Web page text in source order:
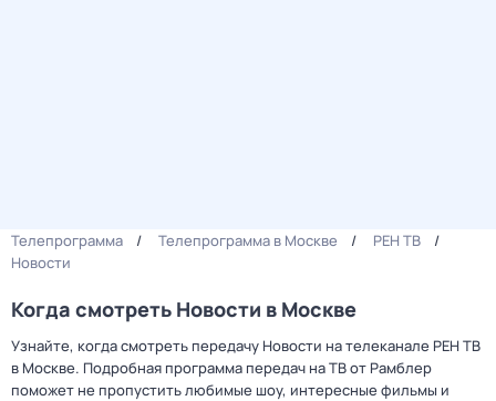
Телепрограмма Телепрограмма в Москве
РЕН ТВ
Новости
Когда смотреть Новости в Москве
Узнайте, когда смотреть передачу Новости на телеканале РЕН ТВ
в Москве. Подробная программа передач на ТВ от Рамблер
поможет не пропустить любимые шоу, интересные фильмы и